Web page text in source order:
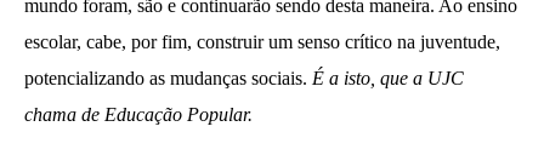
Nota Política da UJC SE - Nas eleições para o
59° CONUNE na UFS, o Coletivo Quilombo (PT)
escancara o oportunismo da majoritária da
UNE!
mundo foram, são e continuarão sendo desta maneira. Ao ensino
escolar, cabe, por fim, construir um senso crítico na juventude,
potencializando as mudanças sociais. É a isto, que a UJC
chama de Educação Popular.